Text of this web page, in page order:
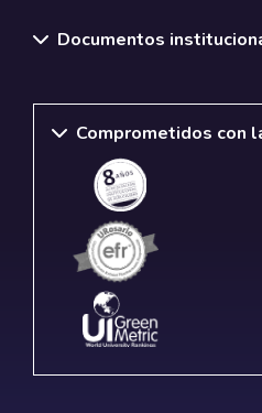
Documentos
Comprometidos con